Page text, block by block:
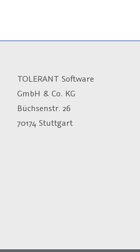
TOLERANT Software
GmbH & Co. KG
Büchsenstr. 26
70174 Stuttgart